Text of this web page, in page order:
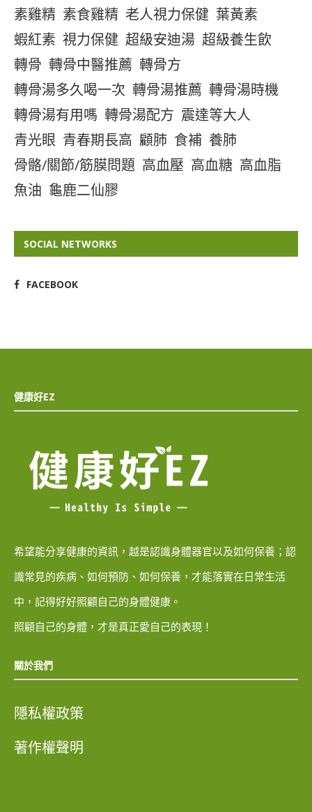
素雞精 素食雞精 老人視力保健 葉黃素
蝦紅素 視力保健 超級安迪湯 超級養生飲
轉骨 轉骨中醫推薦 轉骨方
轉骨湯多久喝一次 轉骨湯推薦 轉骨湯時機
轉骨湯有用嗎 轉骨湯配方 震達等大人
青光眼 青春期長高 顧肺 食補 養肺
骨骼/關節/筋膜問題 高血壓 高血糖 高血脂
魚油 龜鹿二仙膠
SOCIAL NETWORKS
FACEBOOK
健康好EZ
希望能分享健康的資訊，越是認識身體器官以及如何保養；認
識常見的疾病、如何預防、如何保養，才能落實在日常生活
中，記得好好照顧自己的身體健康。
照顧自己的身體，才是真正愛自己的表現！
關於我們
隱私權政策
著作權聲明